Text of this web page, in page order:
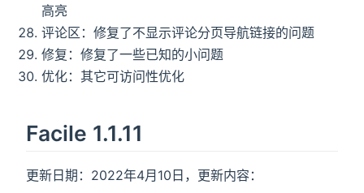
高亮
评论区：修复了不显示评论分页导航链接的问题
修复：修复了一些已知的小问题
优化：其它可访问性优化
Facile 1.1.11
更新日期：2022年4月10日，更新内容：